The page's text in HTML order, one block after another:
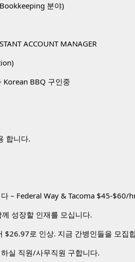
분야)
ACCOUNT MANAGER
Korean BBQ 구인중
합니다.
성장할 인재를 모십니다.
로 인상. 지금 간병인들을 모집
실 직원/사무직원 구합니다.